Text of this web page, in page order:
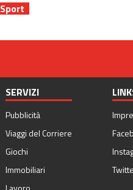
Sport
SERVIZI
Pubblicità
Viaggi del Corriere
Giochi
Immobiliari